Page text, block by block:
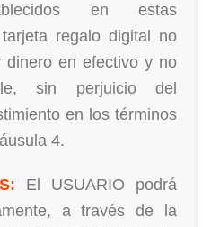
en estas
regalo digital no
dinero en efectivo y no
sin perjuicio del
en los términos
4.
El USUARIO podrá
a través de la